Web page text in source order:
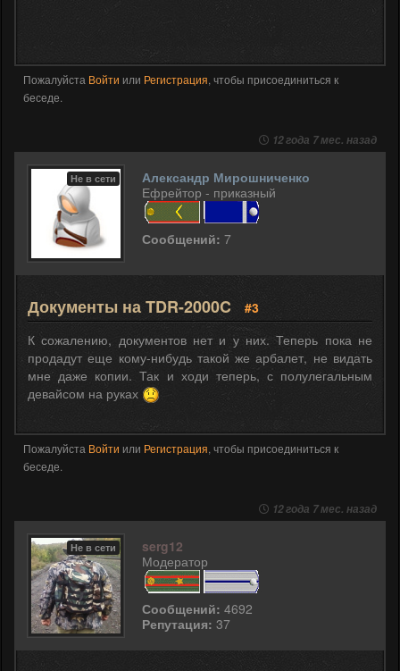
Пожалуйста Войти или Регистрация, чтобы присоединиться к
беседе.
12 года 7 мес. назад
Не в сети
Александр Мирошниченко
Ефрейтор - приказный
Сообщений: 7
Документы на TDR-2000C
#3
К сожалению, документов нет и у них. Теперь пока не
продадут еще кому-нибудь такой же арбалет, не видать
мне даже копии. Так и ходи теперь, с полулегальным
девайсом на руках
Пожалуйста Войти или Регистрация, чтобы присоединиться к
беседе.
12 года 7 мес. назад
Не в сети
serg12
Модератор
Сообщений: 4692
Репутация: 37